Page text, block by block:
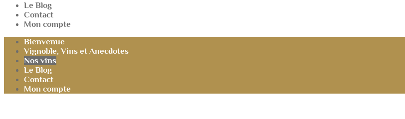
Le Blog
Contact
Mon compte
Bienvenue
Vignoble, Vins et Anecdotes
Nos vins
Le Blog
Contact
Mon compte